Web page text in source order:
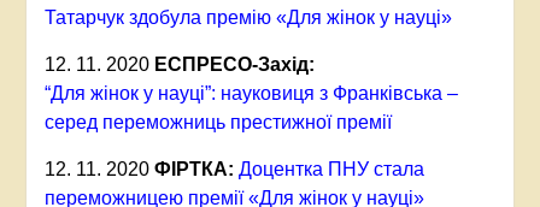
Татарчук здобула премію «Для жінок у науці»
12. 11. 2020 ЕСПРЕСО-Захід:
“Для жінок у науці”: науковиця з Франківська –
серед переможниць престижної премії
12. 11. 2020 ФІРТКА: Доцентка ПНУ стала
переможницею премії «Для жінок у науці»